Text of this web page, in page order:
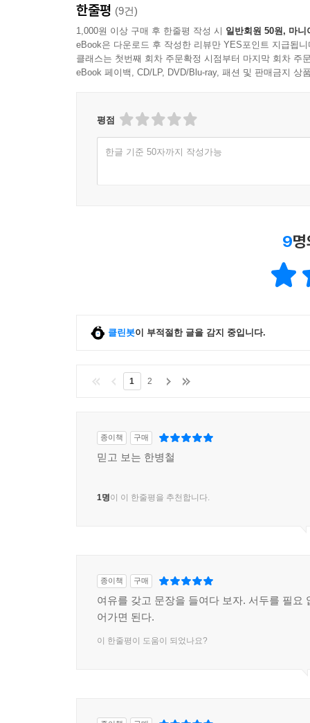
한줄평 (9건)
1,000원 이상 구매 후 한줄평 작성 시 일반회원 50원, 마니
eBook은 다운로드 후 작성한 리뷰만 YES포인트 지급됩니
클래스는 첫번째 회차 주문확정 시점부터 마지막 회차 주
eBook 페이백, CD/LP, DVD/Blu-ray, 패션 및 판매금지 상
평점
한글 기준 50자까지 작성가능
9
클린봇이 부적절한 글을 감지 중입니다.
1 2
종이책 구매
믿고 보는 한병철
1명이 이 한줄평을 추천합니다.
종이책 구매
여유를 갖고 문장을 들여다 보자. 서두를 필요
어가면 된다.
이 한줄평이 도움이 되었나요?